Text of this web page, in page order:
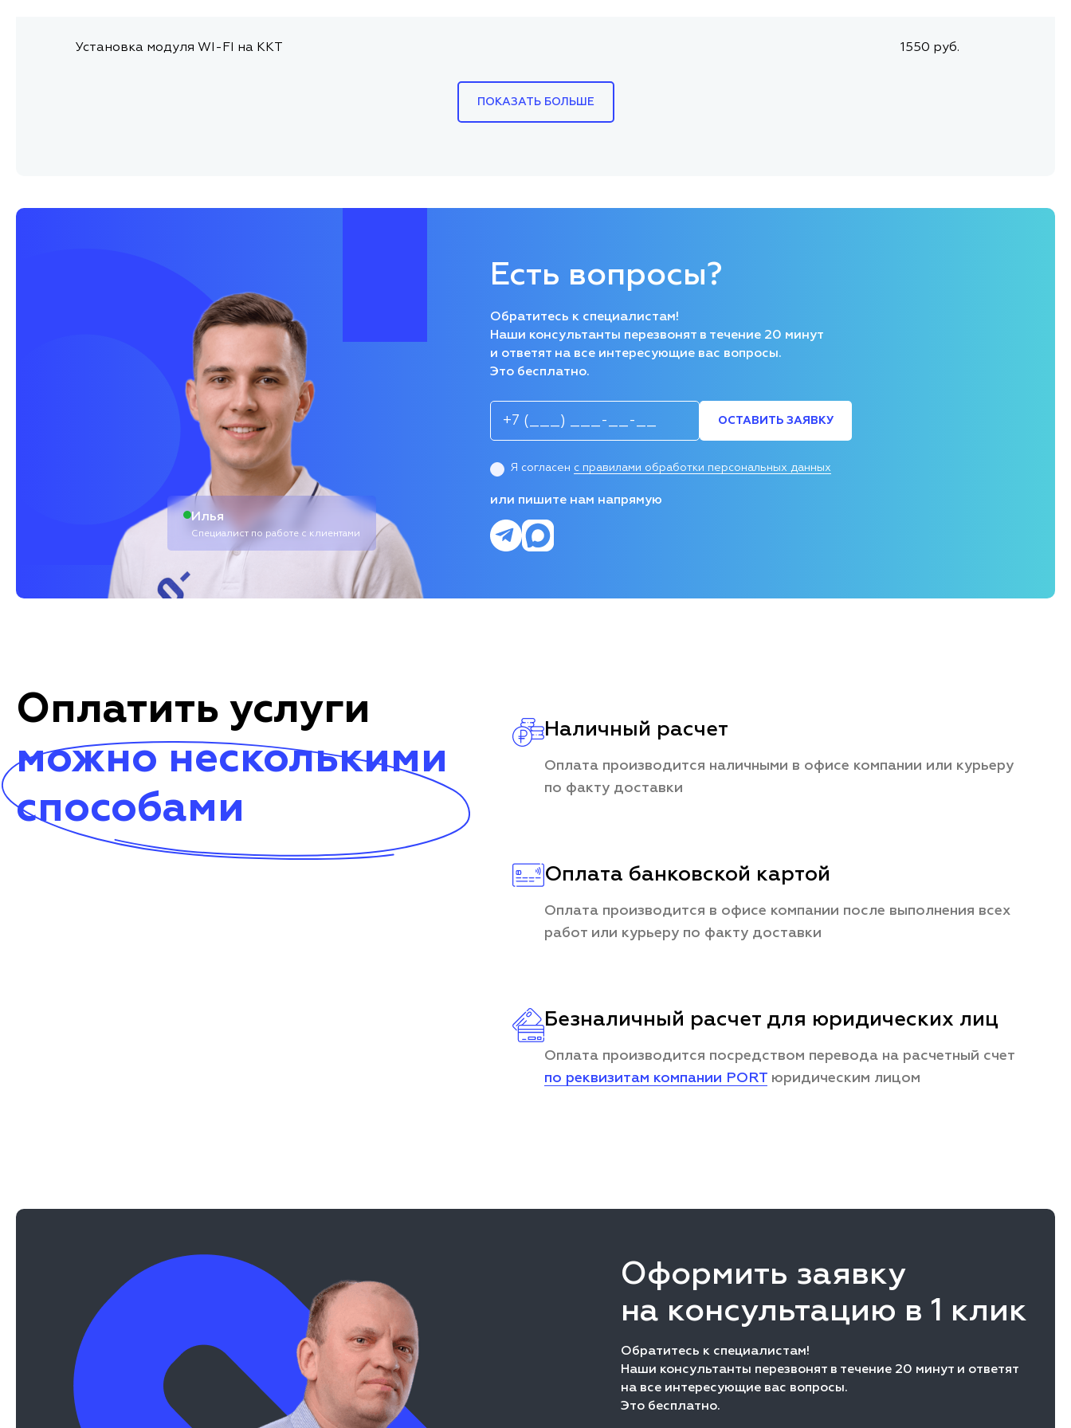
Установка модуля WI-FI на ККТ 1550 руб.
ПОКАЗАТЬ БОЛЬШЕ
Илья
Специалист по работе с клиентами
Есть вопросы?
Обратитесь к специалистам!
Наши консультанты перезвонят в течение 20 минут
и ответят на все интересующие вас вопросы.
Это бесплатно.
ОСТАВИТЬ ЗАЯВКУ
Я согласен с правилами обработки персональных данных
или пишите нам напрямую
Оплатить услуги
можно несколькими
способами
Наличный расчет
Оплата производится наличными в офисе компании или курьеру
по факту доставки
Оплата банковской картой
Оплата производится в офисе компании после выполнения всех
работ или курьеру по факту доставки
Безналичный расчет для юридических лиц
Оплата производится посредством перевода на расчетный счет
по реквизитам компании PORTюридическим лицом
Оформить заявку
на консультацию в 1 клик
Обратитесь к специалистам!
Наши консультанты перезвонят в течение 20 минут и ответят
на все интересующие вас вопросы.
Это бесплатно.